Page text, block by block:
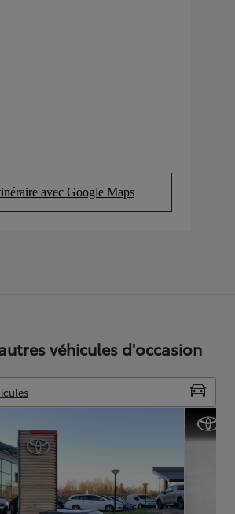
avec Google Maps
(Opens in new tab)
véhicules d'occasion